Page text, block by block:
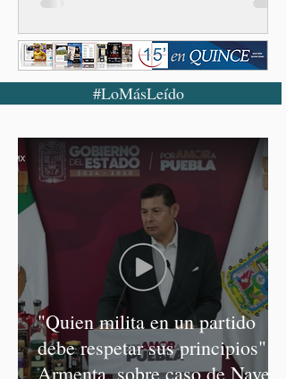
#LoMásLeído
"Quien milita en un partido
debe respetar sus principios":
Armenta, sobre caso de Nayeli